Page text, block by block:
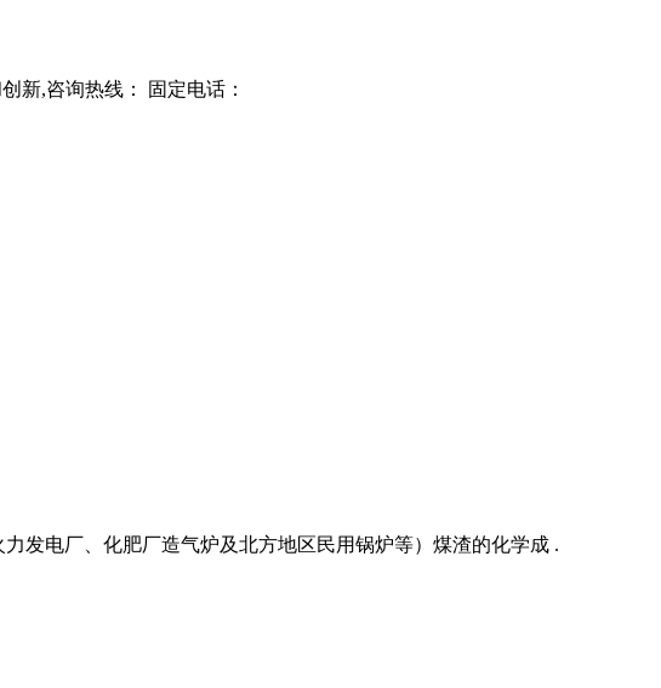
新,咨询热线： 固定电话：
发电厂、化肥厂造气炉及北方地区民用锅炉等）煤渣的化学成 .